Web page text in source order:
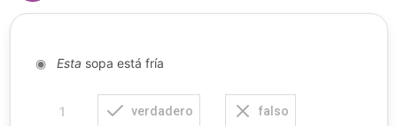
◉ Esta sopa está fría
1 verdadero falso